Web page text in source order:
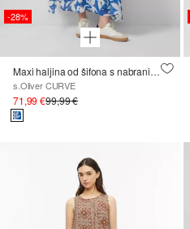
-28%
Maxi haljina od šifona s nabranim strukom
s.Oliver CURVE
71,99 €99,99 €